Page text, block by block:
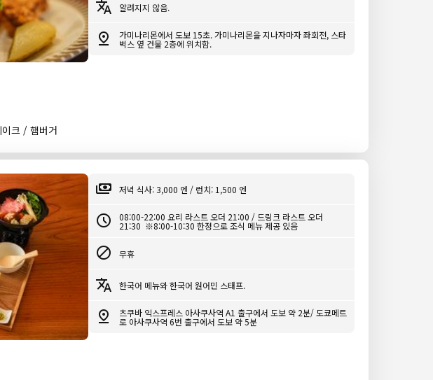
크 / 햄버거
알려지지 않음.
가미나리몬에서 도보 15초. 가미나리몬을 지나자마자 좌회전, 스타
벅스 옆 건물 2층에 위치함.
저녁 식사: 3,000 엔 / 런치: 1,500 엔
08:00-22:00 요리 라스트 오더 21:00 / 드링크 라스트 오더
21:30 ※8:00-10:30 한정으로 조식 메뉴 제공 있음
무휴
한국어 메뉴와 한국어 원어민 스태프.
츠쿠바 익스프레스 아사쿠사역 A1 출구에서 도보 약 2분/ 도쿄메트
로 아사쿠사역 6번 출구에서 도보 약 5분